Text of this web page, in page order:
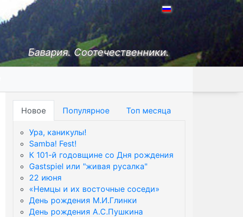
Бавария. Соотечественники.
Новое Популярное Топ месяца
Ура, каникулы!
Samba! Fest!
К 101-й годовщине со Дня рождения
Gastspiel или "живая русалка"
22 июня
«Немцы и их восточные соседи»
День рождения М.И.Глинки
День рождения А.С.Пушкина